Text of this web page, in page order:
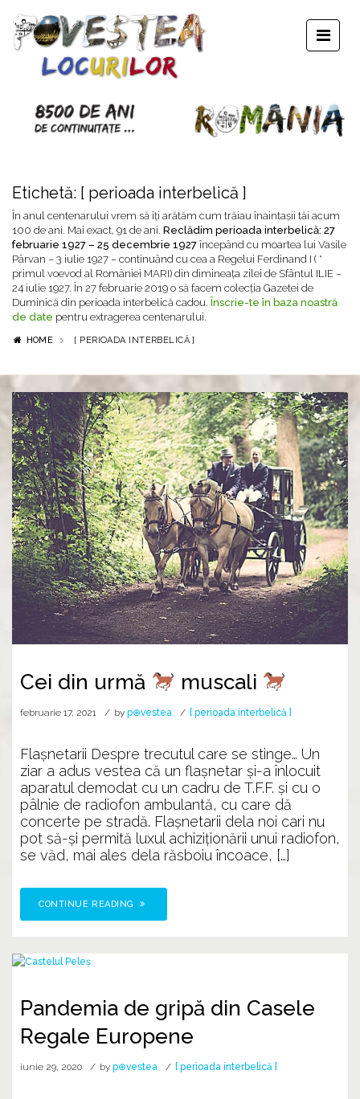
Etichetă: [ perioada interbelică ]
În anul centenarului vrem să îți arătăm cum trăiau înaintașii tăi acum
100 de ani. Mai exact, 91 de ani. Reclădim perioada interbelică: 27
februarie 1927 – 25 decembrie 1927 începând cu moartea lui Vasile
Pârvan – 3 iulie 1927 – continuând cu cea a Regelui Ferdinand I ( *
primul voevod al României MARI) din dimineața zilei de Sfântul ILIE –
24 iulie 1927. În 27 februarie 2019 o să facem colecția Gazetei de
Duminică din perioada interbelică cadou. Înscrie-te în baza noastră
de date pentru extragerea centenarului.
HOME [ PERIOADA INTERBELICĂ ]
Cei din urmă muscali
februarie 17, 2021 by p⊕vestea [ perioada interbelică ]
Flașnetarii Despre trecutul care se stinge… Un
ziar a adus vestea că un flașnetar și-a înlocuit
aparatul demodat cu un cadru de T.F.F. și cu o
pâlnie de radiofon ambulantă, cu care dă
concerte pe stradă. Flașnetarii dela noi cari nu
pot să-și permită luxul achiziționării unui radiofon,
se văd, mai ales dela răsboiu încoace, […]
CONTINUE READING
Pandemia de gripă din Casele
Regale Europene
iunie 29, 2020 by p⊕vestea [ perioada interbelică ]